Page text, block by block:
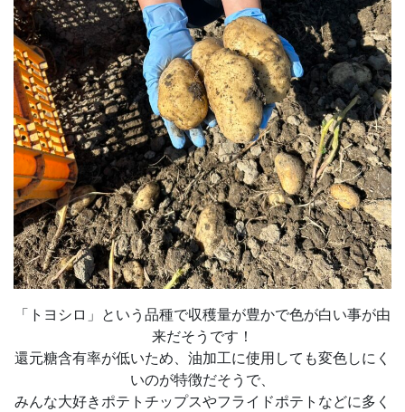
「トヨシロ」という品種で収穫量が豊かで色が白い事が由
来だそうです！
還元糖含有率が低いため、油加工に使用しても変色しにく
いのが特徴だそうで、
みんな大好きポテトチップスやフライドポテトなどに多く